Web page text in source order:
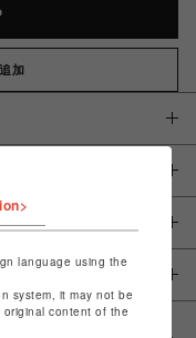
加
language using the
system, it may not be
content of the